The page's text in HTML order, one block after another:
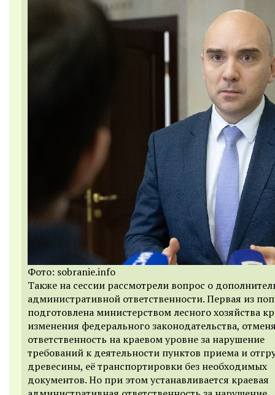
Фото: sobranie.info
Также на сессии рассмотрели вопрос о
административной ответственности. Первая из
подготовлена министерством лесного хозяйства
изменения федерального законодательства,
ответственность на краевом уровне за нарушение
требований к деятельности пунктов приема и
древесины, её транспортировки без необходимых
документов. Но при этом устанавливается краевая